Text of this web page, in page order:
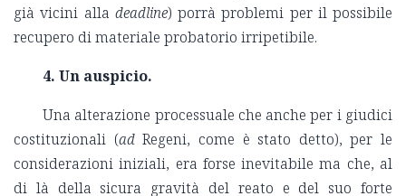
già vicini alla deadline) porrà problemi per il possibile
recupero di materiale probatorio irripetibile.
4. Un auspicio.
Una alterazione processuale che anche per i giudici
costituzionali (adRegeni, come è stato detto), per le
considerazioni iniziali, era forse inevitabile ma che, al
di là della sicura gravità del reato e del suo forte